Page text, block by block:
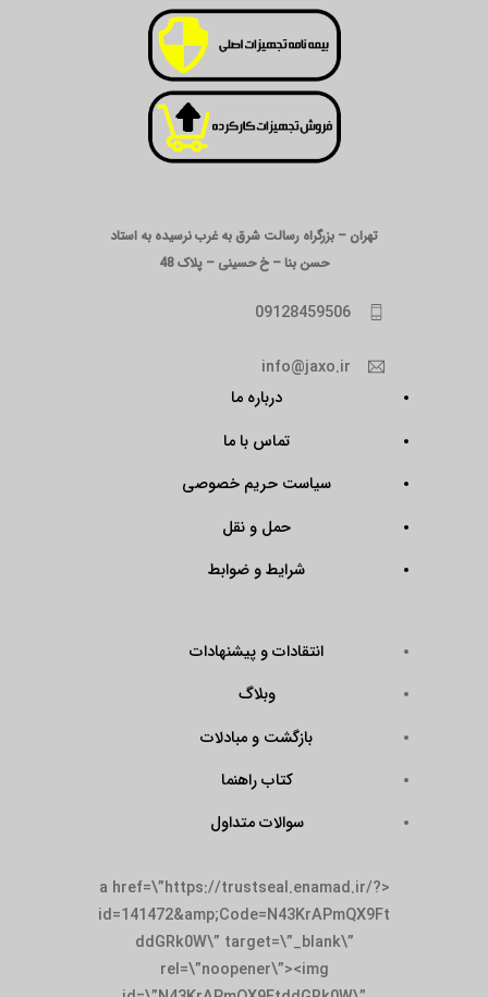
تهران – بزرگراه رسالت شرق به غرب نرسیده به استاد
حسن بنا – خ حسینی – پلاک 48
09128459506
info@jaxo.ir
درباره ما
تماس با ما
سیاست حریم خصوصی
حمل و نقل
شرایط و ضوابط
انتقادات و پیشنهادات
وبلاگ
بازگشت و مبادلات
کتاب راهنما
سوالات متداول
<a href=\”https://trustseal.enamad.ir/?
id=141472&amp;Code=N43KrAPmQX9Ft
ddGRk0W\” target=\”_blank\”
rel=\”noopener\”><img